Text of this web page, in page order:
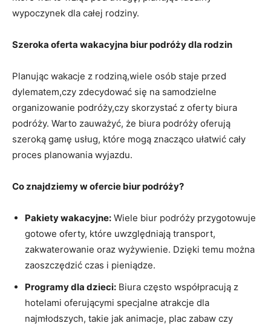
wypoczynek dla całej rodziny.
Szeroka oferta ‌wakacyjna biur podróży dla ‌rodzin
Planując wakacje​ z rodziną,wiele osób staje przed
dylematem,czy zdecydować się na samodzielne
organizowanie podróży,czy skorzystać z oferty biura⁤
podróży. Warto ⁤zauważyć, że biura podróży oferują
szeroką gamę usług, które ​mogą znacząco ułatwić cały
⁤proces planowania wyjazdu.
Co znajdziemy w ofercie biur⁤ podróży?
Pakiety ⁤wakacyjne: Wiele biur​ podróży przygotowuje
gotowe‌ oferty, ⁤które uwzględniają transport,
zakwaterowanie ‍oraz wyżywienie. Dzięki temu‍ można
zaoszczędzić czas i pieniądze.
Programy dla dzieci: Biura często współpracują‌ z
hotelami oferującymi specjalne⁣ atrakcje dla
najmłodszych, takie jak animacje, plac zabaw czy